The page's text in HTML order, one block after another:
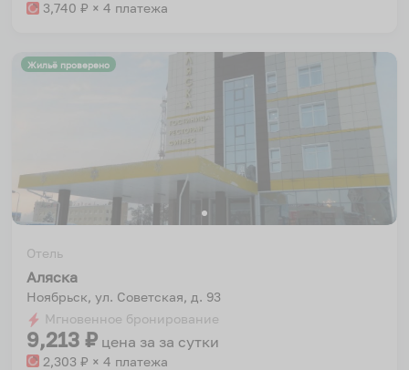
3,740 ₽ × 4 платежа
Жильё проверено
Отель
Аляска
Ноябрьск, ул. Советская, д. 93
Мгновенное бронирование
9,213 ₽ цена за за сутки
2,303 ₽ × 4 платежа